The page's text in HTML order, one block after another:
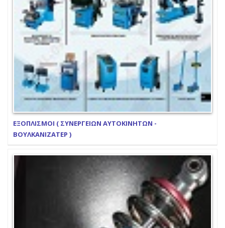
ΕΞΟΠΛΙΣΜΟΙ ( ΣΥΝΕΡΓΕΙΩΝ ΑΥΤΟΚΙΝΗΤΩΝ -
ΒΟΥΛΚΑΝΙΖΑΤΕΡ )